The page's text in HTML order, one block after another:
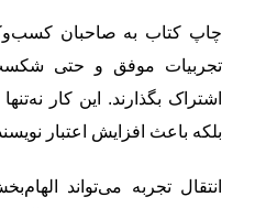
چاپ کتاب به صاحبان
تجربیات موفق و حتی
اشتراک بگذارند. این کار
بلکه باعث افزایش اعتبار
انتقال تجربه می‌تواند